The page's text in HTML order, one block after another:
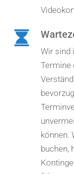
Wir sind
Termine
können.
buchen,